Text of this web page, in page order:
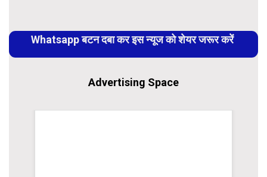
Reading
Whatsapp बटन दबा कर इस न्यूज को शेयर जरूर करें
Advertising Space